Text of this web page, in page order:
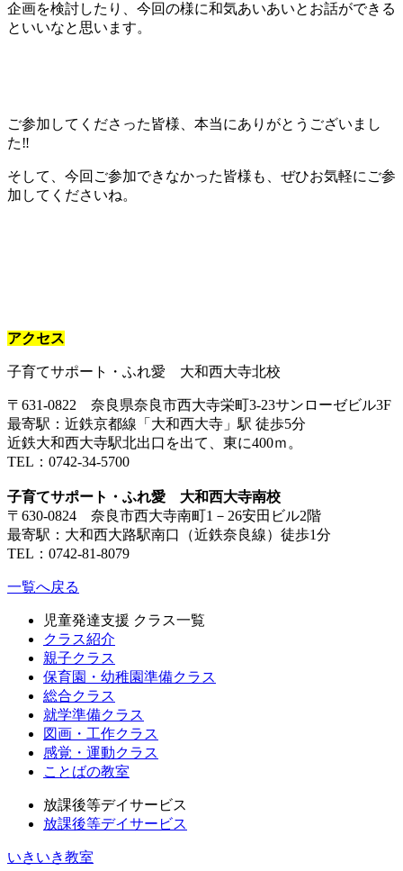
企画を検討したり、今回の様に和気あいあいとお話ができる
といいなと思います。
ご参加してくださった皆様、本当にありがとうございまし
た‼
そして、今回ご参加できなかった皆様も、ぜひお気軽にご参
加してくださいね。
アクセス
子育てサポート・ふれ愛 大和西大寺北校
〒631-0822 奈良県奈良市西大寺栄町3-23サンローゼビル3F
最寄駅：近鉄京都線「大和西大寺」駅 徒歩5分
近鉄大和西大寺駅北出口を出て、東に400ｍ。
TEL：0742-34-5700
子育てサポート・ふれ愛 大和西大寺南校
〒630-0824 奈良市西大寺南町1－26安田ビル2階
最寄駅：大和西大路駅南口（近鉄奈良線）徒歩1分
TEL：0742-81-8079
一覧へ戻る
児童発達支援 クラス一覧
クラス紹介
親子クラス
保育園・幼稚園準備クラス
総合クラス
就学準備クラス
図画・工作クラス
感覚・運動クラス
ことばの教室
放課後等デイサービス
放課後等デイサービス
いきいき教室